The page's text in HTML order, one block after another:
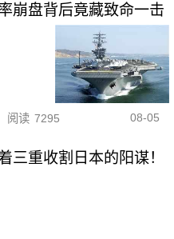
崩盘背后竟藏致命一击
阅读 7295 08-05
三重收割日本的阳谋！